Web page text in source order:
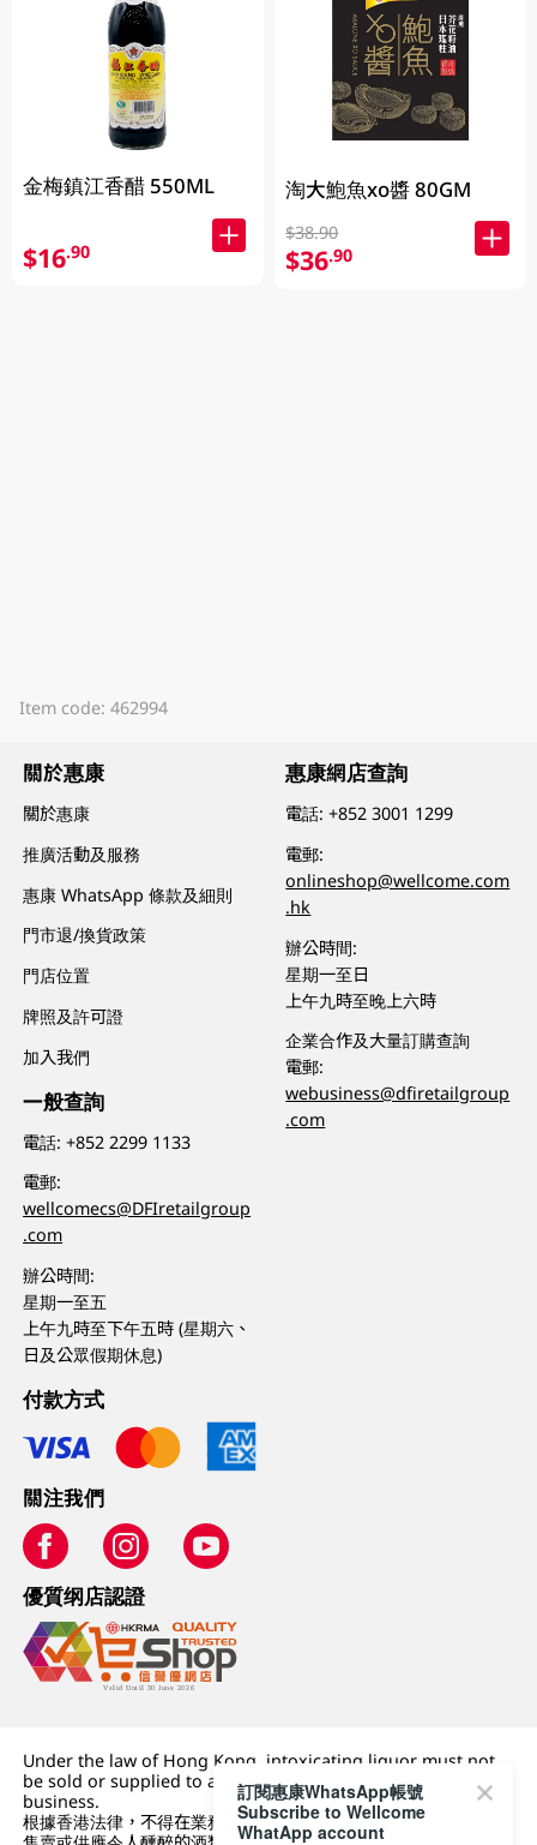
金梅鎮江香醋 550ML
$16.90
淘大鮑魚xo醬 80GM
$38.90
$36.90
Item code: 462994
關於惠康
關於惠康
推廣活動及服務
惠康 WhatsApp 條款及細則
門市退/換貨政策
門店位置
牌照及許可證
加入我們
一般查詢
電話:+852 2299 1133
電郵:
wellcomecs@DFIretailgroup
.com
辦公時間:
星期一至五
上午九時至下午五時 (星期六、
日及公眾假期休息)
惠康網店查詢
電話:+852 3001 1299
電郵:
onlineshop@wellcome.com
.hk
辦公時間:
星期一至日
上午九時至晚上六時
企業合作及大量訂購查詢
電郵:
webusiness@dfiretailgroup
.com
付款方式
關注我們
優質纲店認證
Under the law of Hong Kong, intoxicating liquor must not
be sold or supplied to a minor (under 18) in the course of
business.
根據香港法律，不得在業務過程中，向未成年人 (18 歲以下人士)
訂閱惠康WhatsApp帳號
Subscribe to Wellcome
WhatApp account